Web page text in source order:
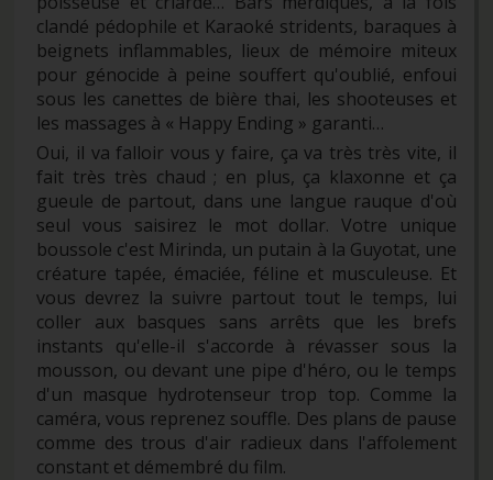
clandé pédophile et Karaoké stridents, baraques à
beignets inflammables, lieux de mémoire miteux
pour génocide à peine souffert qu'oublié, enfoui
sous les canettes de bière thai, les shooteuses et
les massages à « Happy Ending » garanti…
Oui, il va falloir vous y faire, ça va très très vite, il
fait très très chaud ; en plus, ça klaxonne et ça
gueule de partout, dans une langue rauque d'où
seul vous saisirez le mot dollar. Votre unique
boussole c'est Mirinda, un putain à la Guyotat, une
créature tapée, émaciée, féline et musculeuse. Et
vous devrez la suivre partout tout le temps, lui
coller aux basques sans arrêts que les brefs
instants qu'elle-il s'accorde à révasser sous la
mousson, ou devant une pipe d'héro, ou le temps
d'un masque hydrotenseur trop top. Comme la
caméra, vous reprenez souffle. Des plans de pause
comme des trous d'air radieux dans l'affolement
constant et démembré du film.